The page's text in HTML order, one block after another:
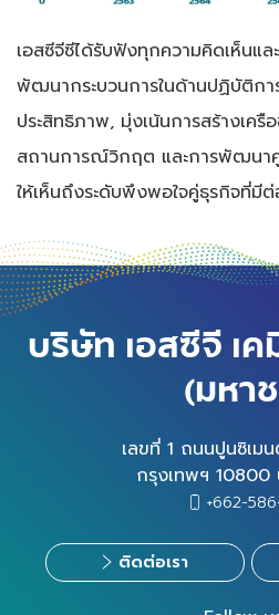
เอสซีจีซีได้รับฟังทุกความคิดเห็นแ
พัฒนากระบวนการในด้านปฏิบัติก
ประสิทธิภาพ, มุ่งเน้นการสร้างเค
สถานการณ์วิกฤต และการพัฒนา
ให้เห็นถึงระดับพึงพอใจคู่ธุรกิจที่มีต่
บริษัท เอสซีจี เ
(มหา
เลขที่ 1 ถนนปูนซิเม
กรุงเทพฯ 10800
+662-586-
ติดต่อเรา